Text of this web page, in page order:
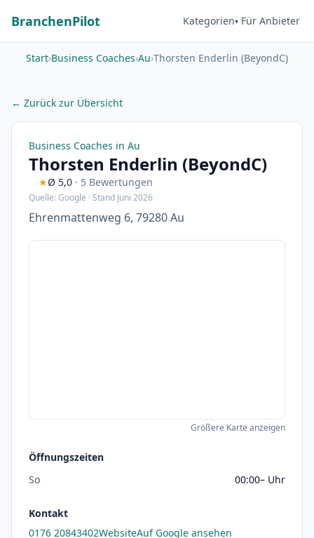
BranchenPilot Kategorien Für Anbieter
Start›Business Coaches›Au›Thorsten Enderlin (BeyondC)
← Zurück zur Übersicht
Business Coaches in Au
Thorsten Enderlin (BeyondC)
★Ø 5,0 · 5 Bewertungen
Quelle: Google · Stand Juni 2026
Ehrenmattenweg 6, 79280 Au
Größere Karte anzeigen
Öffnungszeiten
So
00:00– Uhr
Kontakt
0176 20843402WebsiteAuf Google ansehen